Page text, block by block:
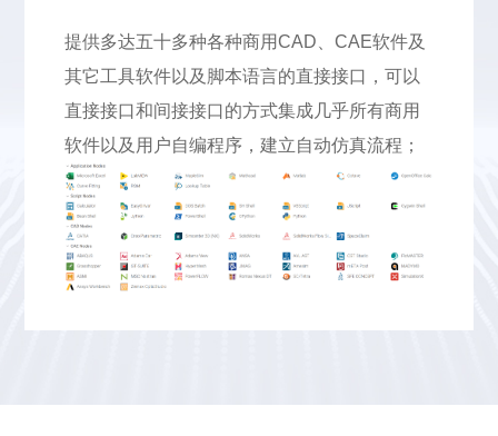
提供多达五十多种各种商用CAD、CAE软件及
其它工具软件以及脚本语言的直接接口，可以
直接接口和间接接口的方式集成几乎所有商用
软件以及用户自编程序，建立自动仿真流程；